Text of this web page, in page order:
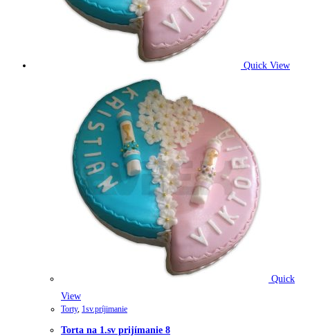
Quick View
Quick
View
Torty, 1sv.príjimanie
Torta na 1.sv prijímanie 8